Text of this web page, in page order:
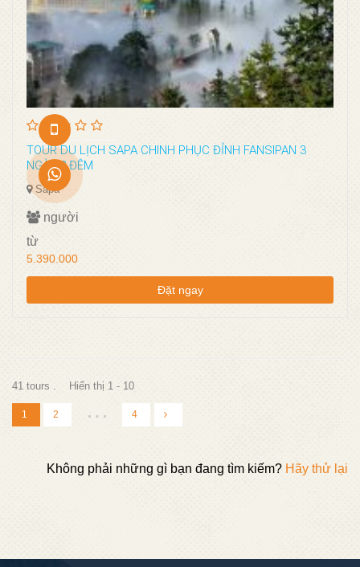
TOUR DU LỊCH SAPA CHINH PHỤC ĐỈNH FANSIPAN 3
NGÀY 2 ĐÊM
Sapa
người
từ
5.390.000
Đặt ngay
41 tours . Hiển thị 1 - 10
1 2 … 4
Không phải những gì bạn đang tìm kiếm? Hãy thử lại